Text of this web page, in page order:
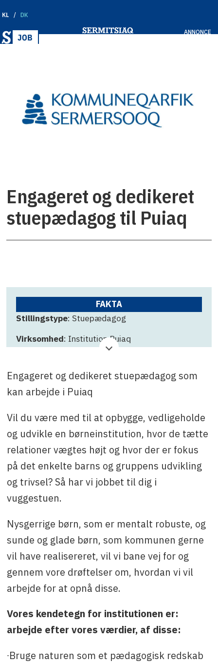
KL DK
ANNONCE
Engageret og dedikeret
stuepædagog til Puiaq
FAKTA
Stillingstype: Stuepædagog
Virksomhed: Institution Puiaq
Kontakt: Lydia Mathiassen, tlf. +299 36 67 80
eller e-mail: lydm@sermersooq.gl
Engageret og dedikeret stuepædagog som
kan arbejde i Puiaq
Vil du være med til at opbygge, vedligeholde
og udvikle en børneinstitution, hvor de tætte
relationer vægtes højt og hvor der er fokus
på det enkelte barns og gruppens udvikling
og trivsel? Så har vi jobbet til dig i
vuggestuen.
Nysgerrige børn, som er mentalt robuste, og
sunde og glade børn, som kommunen gerne
vil have realisereret, vil vi bane vej for og
gennem vore drøftelser om, hvordan vi vil
arbejde for at opnå disse.
Vores kendetegn for institutionen er:
arbejde efter vores værdier, af disse:
∙Bruge naturen som et pædagogisk redskab